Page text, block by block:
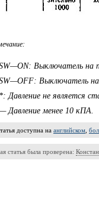
Выключатель на
Выключатель на
*: Давление не является
Давление менее 10 кПА.
доступна на английском
статья была проверена: